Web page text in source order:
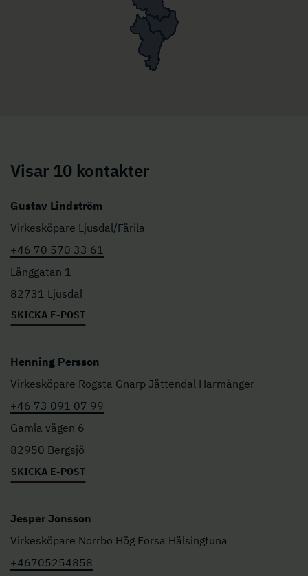
Visar 10 kontakter
Gustav Lindström
Virkesköpare Ljusdal/Färila
+46 70 570 33 61
Långgatan 1
82731 Ljusdal
SKICKA E-POST
Henning Persson
Virkesköpare Rogsta Gnarp Jättendal Harmånger
+46 73 091 07 99
Gamla vägen 6
82950 Bergsjö
SKICKA E-POST
Jesper Jonsson
Virkesköpare Norrbo Hög Forsa Hälsingtuna
+46705254858